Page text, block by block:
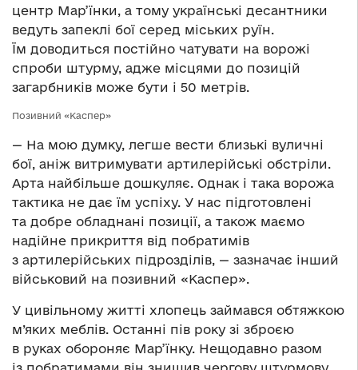
центр Мар’їнки, а тому українські десантники
ведуть запеклі бої серед міських руїн.
Їм доводиться постійно чатувати на ворожі
спроби штурму, адже місцями до позицій
загарбників може бути і 50 метрів.
Позивний «Каспер»
— На мою думку, легше вести близькі вуличні
бої, аніж витримувати артилерійські обстріли.
Арта найбільше дошкуляє. Однак і така ворожа
тактика не дає їм успіху. У нас підготовлені
та добре обладнані позиції, а також маємо
надійне прикриття від побратимів
з артилерійських підрозділів, — зазначає інший
військовий на позивний «Каспер».
У цивільному житті хлопець займався обтяжкою
м’яких меблів. Останні пів року зі зброєю
в руках обороняє Мар’їнку. Нещодавно разом